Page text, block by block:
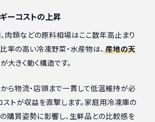
ーコストの上昇
、肉類などの原料相場はここ数年高止まり
率の高い冷凍野菜・水産物は、 産地の天
大きく動く構造です。
ら物流・店頭まで一貫して低温維持が必
ストが収益を直撃します。家庭用冷凍庫の
購買姿勢に影響し、生鮮品との比較感を